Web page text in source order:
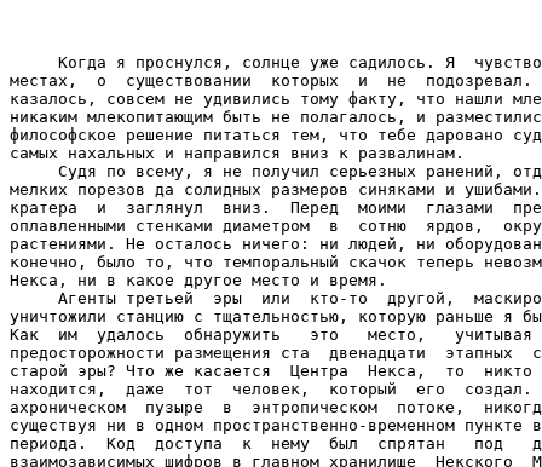
Когда я проснулся, солнце уже садилось. Я
местах,  о  существовании  которых  и  не  подозревал.
казалось, совсем не удивились тому факту, что нашли
никаким млекопитающим быть не полагалось, и
философское решение питаться тем, что тебе даровано
самых нахальных и направился вниз к развалинам.
Судя по всему, я не получил серьезных ранений,
мелких порезов да солидных размеров синяками и
кратера  и  заглянул  вниз.  Перед  моими  глазами
оплавленными стенками диаметром  в  сотню  ярдов,
растениями. Не осталось ничего: ни людей, ни
конечно, было то, что темпоральный скачок теперь
Некса, ни в какое другое место и время.
Агенты третьей  эры  или  кто-то  другой,
уничтожили станцию с тщательностью, которую раньше я
Как  им  удалось  обнаружить   это   место,   учитывая
предосторожности размещения ста  двенадцати  этапных
старой эры? Что же касается  Центра  Некса,  то
находится,  даже  тот  человек,  который  его
ахроническом  пузыре  в  энтропическом  потоке,
существуя ни в одном пространственно-временном пункте
периода.  Код  доступа  к  нему  был  спрятан   под
взаимозависимых шифров в главном хранилище  Некского